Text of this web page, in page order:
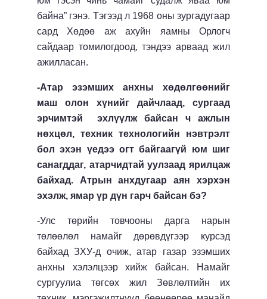
байна” гэнэ. Тэгээд л 1968 оны зургадугаар
сард Хөдөө аж ахуйн яамны Орлогч
сайдаар томилогдоод, тэндээ арваад жил
ажилласан.
-Атар эзэмших анхны хөдөлгөөнийг
маш олон хүнийг дайчлаад, сургаад
эрчимтэй эхлүүлж байсан ч ажлын
нөхцөл, техник технологийн нэвтрэлт
бол эхэн үедээ огт байгаагүй юм шиг
санагддаг, атарчидтай уулзаад ярилцаж
байхад. Атрын анхдугаар аян хэрхэн
эхэлж, ямар үр дүн гарч байсан бэ?
-Улс төрийн товчооны дарга нарын
төлөөлөл намайг дөрөвдүгээр курсэд
байхад ЗХУ-д очиж, атар газар эзэмших
анхны хэлэлцээр хийж байсан. Намайг
сургуулиа төгсөх жил Зөвлөлтийн их